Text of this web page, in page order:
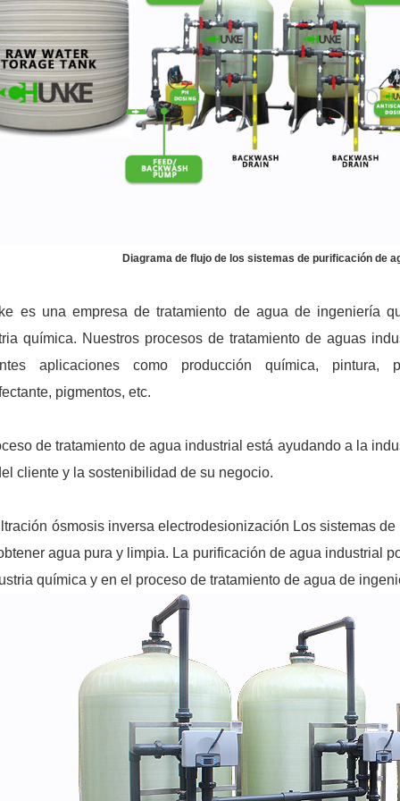
Diagrama de flujo de los sistemas de purificación de
es una empresa de tratamiento de agua de ingeniería
química. Nuestros procesos de tratamiento de aguas
aplicaciones como producción química, pintura,
pigmentos, etc.
de tratamiento de agua industrial está ayudando a la
cliente y la sostenibilidad de su negocio.
ósmosis inversa electrodesionización Los sistemas
agua pura y limpia. La purificación de agua industrial
química y en el proceso de tratamiento de agua de